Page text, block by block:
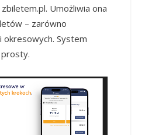
Umożliwia ona
– zarówno
okresowych. System